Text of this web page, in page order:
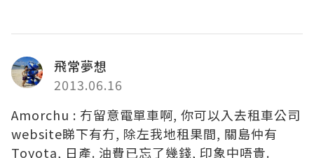
飛常夢想
2013.06.16
Amorchu : 冇留意電單車啊, 你可以入去租車公司
website睇下有冇, 除左我地租果間, 關島仲有
Toyota, 日產. 油費已忘了幾錢, 印象中唔貴.